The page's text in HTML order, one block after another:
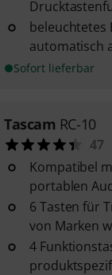
beleuchtetes
automatisch
Sofort lieferbar
Tascam RC-10
47
Kompatibel
portablen
6 Tasten für
von Marken
4